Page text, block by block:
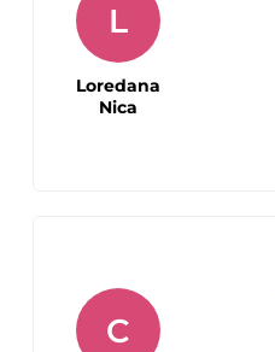
Epilare cu ceara Roll-On
L
Loredana
Nica
C